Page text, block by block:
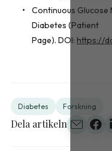
Continuous
Diabetes (Patient
Page). DOI: https://
Diabetes Forskning
Dela artikeln